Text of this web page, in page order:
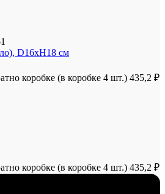
D16xH18 см
коробке (в коробке 4 шт.) 435,2 ₽
коробке (в коробке 4 шт.) 435,2 ₽